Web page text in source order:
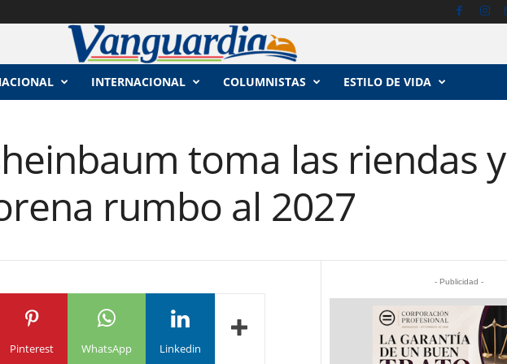
INTERNACIONAL COLUMNISTAS ESTILO DE VIDA
toma las riendas y
rumbo al 2027
Pinterest WhatsApp Linkedin
- Publicidad -